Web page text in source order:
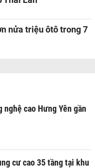
nửa triệu ôtô trong 7
nghệ cao Hưng Yên gần
cư cao 35 tầng tại khu